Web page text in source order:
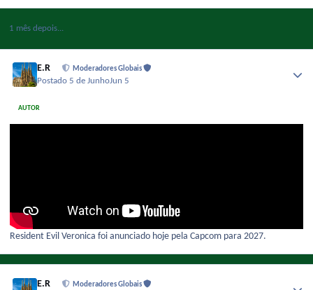
1 mês depois...
E.R Moderadores Globais
Postado 5 de JunhoJun 5
AUTOR
Resident Evil Veronica foi anunciado hoje pela Capcom para 2027.
E.R Moderadores Globais